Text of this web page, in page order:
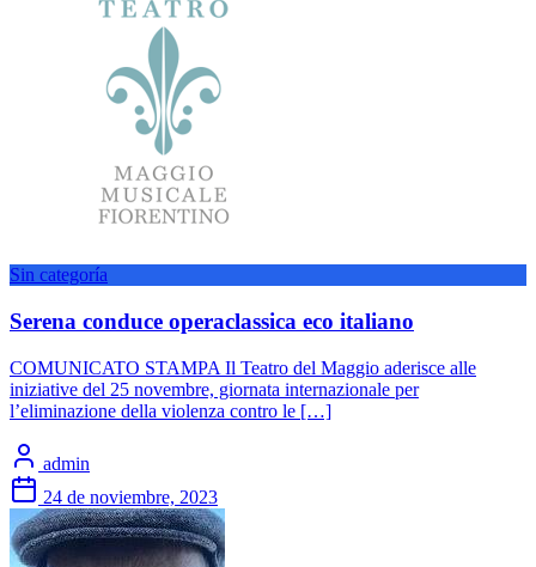
Sin categoría
Serena conduce operaclassica eco italiano
COMUNICATO STAMPA Il Teatro del Maggio aderisce alle
iniziative del 25 novembre, giornata internazionale per
l’eliminazione della violenza contro le […]
admin
24 de noviembre, 2023